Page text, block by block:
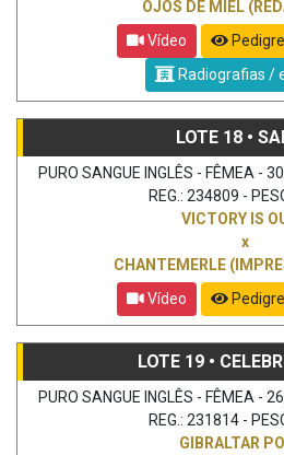
OJOS DE MIEL
Vídeo
Radiografias /
LOTE 18 •
PURO SANGUE INGLÊS - FÊMEA -
REG.: 234809 -
VICTORY IS
x
CHANTEMERLE
Vídeo
LOTE 19 •
PURO SANGUE INGLÊS - FÊMEA -
REG.: 231814 -
GIBRALTAR